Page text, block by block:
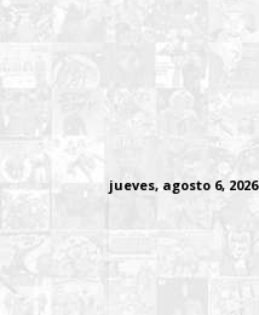
jueves, agosto 6, 2026